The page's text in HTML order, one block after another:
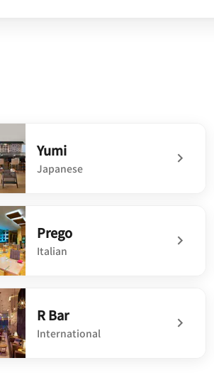
Yumi
Japanese
Yumi
Prego
Italian
Prego
R Bar
International